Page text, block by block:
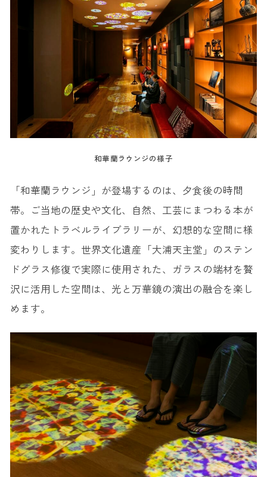
和華蘭ラウンジの様子
「和華蘭ラウンジ」が登場するのは、夕食後の時間
帯。ご当地の歴史や文化、自然、工芸にまつわる本が
置かれたトラベルライブラリーが、幻想的な空間に様
変わりします。世界文化遺産「大浦天主堂」のステン
ドグラス修復で実際に使用された、ガラスの端材を贅
沢に活用した空間は、光と万華鏡の演出の融合を楽し
めます。